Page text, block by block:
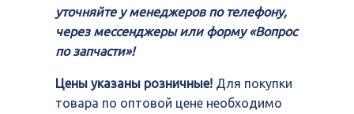
уточняйте у менеджеров по телефону,
через мессенджеры или форму «Вопрос
по запчасти»!
Цены указаны розничные! Для покупки
товара по оптовой цене необходимо